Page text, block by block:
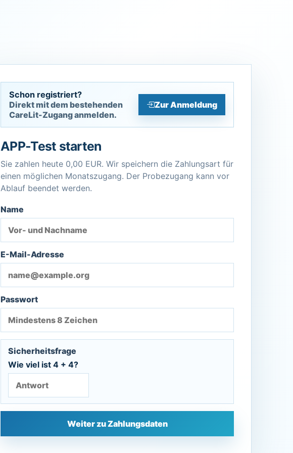
Schon registriert?
Direkt mit dem bestehenden
CareLit-Zugang anmelden.
Zur Anmeldung
APP-Test starten
Sie zahlen heute 0,00 EUR. Wir speichern die Zahlungsart für
einen möglichen Monatszugang. Der Probezugang kann vor
Ablauf beendet werden.
Name
E-Mail-Adresse
Passwort
Sicherheitsfrage
Wie viel ist 4 + 4?
Weiter zu Zahlungsdaten